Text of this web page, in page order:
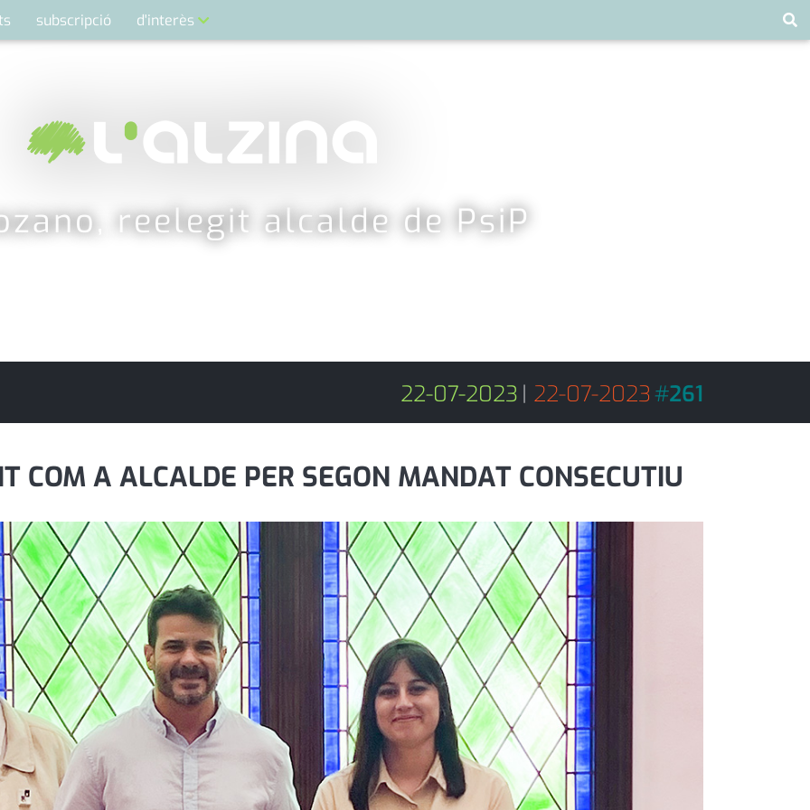
subscripció d'interès
telèfons
reelegit alcalde de PsiP
22-07-2023 | 22-07-2023 #261
COM A ALCALDE PER SEGON MANDAT CONSECUTIU